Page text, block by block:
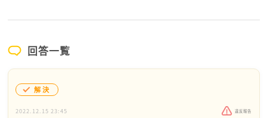
回答一覧
解決
2022.12.15 23:45 違反報告